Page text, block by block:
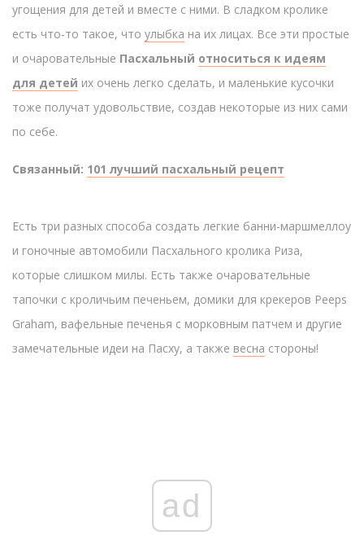
угощения для детей и вместе с ними. В сладком кролике
есть что-то такое, что улыбка на их лицах. Все эти простые
и очаровательные Пасхальный относиться к идеям
для детей их очень легко сделать, и маленькие кусочки
тоже получат удовольствие, создав некоторые из них сами
по себе.
Связанный: 101 лучший пасхальный рецепт
Есть три разных способа создать легкие банни-маршмеллоу
и гоночные автомобили Пасхального кролика Риза,
которые слишком милы. Есть также очаровательные
тапочки с кроличьим печеньем, домики для крекеров Peeps
Graham, вафельные печенья с морковным патчем и другие
замечательные идеи на Пасху, а также весна стороны!
ad